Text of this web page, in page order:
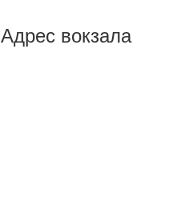
Адрес вокзала